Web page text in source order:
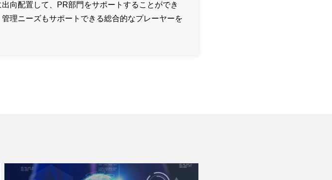
向配置して、PR部門をサポートすることができ
理ニーズもサポートできる総合的なプレーヤーを